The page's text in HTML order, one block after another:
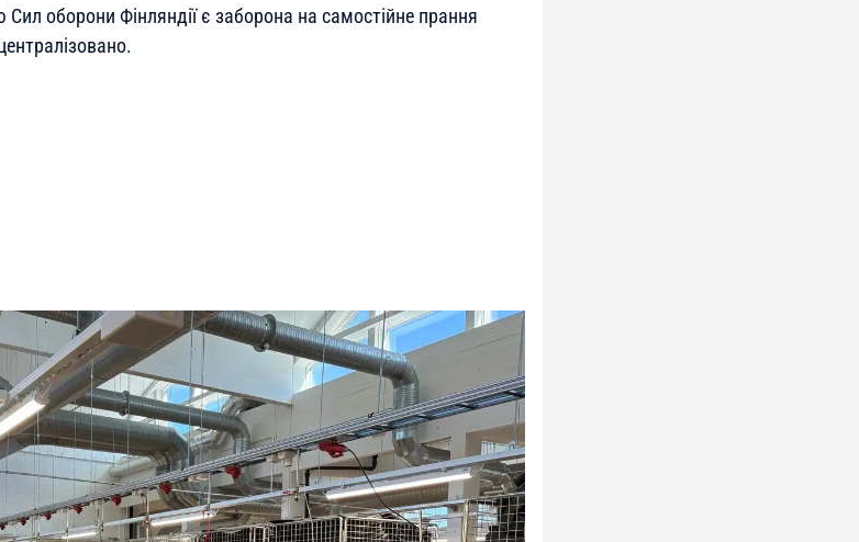
оборони Фінляндії є заборона на самостійне прання